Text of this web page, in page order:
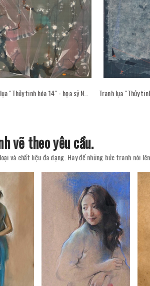
vẽ theo yêu cầu.
và chất liệu đa dạng. Hãy để những bức tranh nói